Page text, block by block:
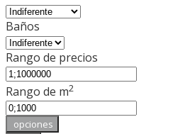
Baños
Rango de precios
Rango de m2
opciones